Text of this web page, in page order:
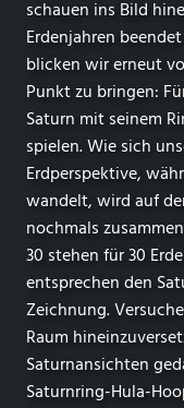
schauen ins Bild
Erdenjahren
blicken wir erneut
Punkt zu bringen:
Saturn mit seinem
spielen. Wie sich
Erdperspektive,
wandelt, wird auf
nochmals
30 stehen für 30
entsprechen den
Zeichnung.
Raum
Saturnansichten
Saturnring-Hula-